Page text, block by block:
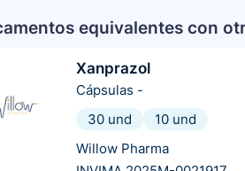
equivalentes con
Xanprazol
Cápsulas -
30 und
10 und
Willow Pharma